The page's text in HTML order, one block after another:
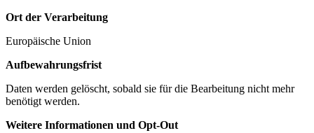
Ort der Verarbeitung
Europäische Union
Aufbewahrungsfrist
Daten werden gelöscht, sobald sie für die Bearbeitung nicht mehr
benötigt werden.
Weitere Informationen und Opt-Out